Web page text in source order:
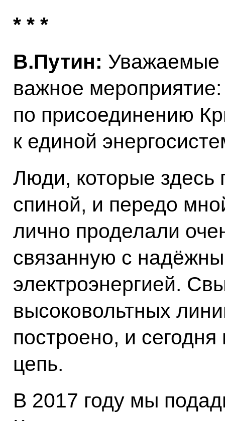
* * *
В.Путин: Уважаемые
важное
по присоединению
к единой
Люди, которые здесь
спиной, и передо
лично проделали
связанную с
электроэнергией.
высоковольтных
построено, и
цепь.
В 2017 году мы